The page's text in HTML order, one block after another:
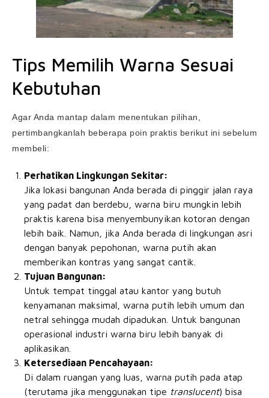
Tips Memilih Warna Sesuai
Kebutuhan
Agar Anda mantap dalam menentukan pilihan,
pertimbangkanlah beberapa poin praktis berikut ini sebelum
membeli:
Perhatikan Lingkungan Sekitar:
Jika lokasi bangunan Anda berada di pinggir jalan raya
yang padat dan berdebu, warna biru mungkin lebih
praktis karena bisa menyembunyikan kotoran dengan
lebih baik. Namun, jika Anda berada di lingkungan asri
dengan banyak pepohonan, warna putih akan
memberikan kontras yang sangat cantik.
Tujuan Bangunan:
Untuk tempat tinggal atau kantor yang butuh
kenyamanan maksimal, warna putih lebih umum dan
netral sehingga mudah dipadukan. Untuk bangunan
operasional industri warna biru lebih banyak di
aplikasikan.
Ketersediaan Pencahayaan:
Di dalam ruangan yang luas, warna putih pada atap
(terutama jika menggunakan tipe translucent) bisa